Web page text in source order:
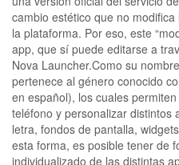
cambio estético que no
la plataforma. Por eso, este
app, que sí puede editarse a
Nova Launcher.Como su
pertenece al género conocido
en español), los cuales
teléfono y personalizar distintos
letra, fondos de pantalla,
esta forma, es posible tener de
individualizado de las distintas